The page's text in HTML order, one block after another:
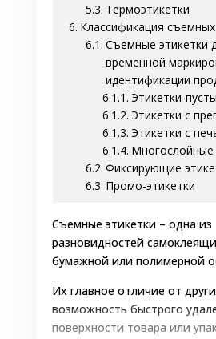
Термоэтикетки
Классификация
Съемные этикетки
временной
идентификации
Этикетки-
Этикетки с
Этикетки с
Многослойные
Фиксирующие
Промо-этикетки
Съемные этикетки – одна из
разновидностей
бумажной или полимерной
Их главное отличие от
возможность быстрого
поверхности товара или